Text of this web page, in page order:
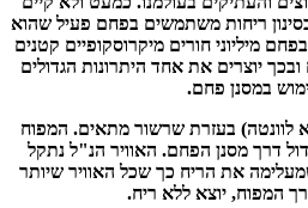
ריחות משתמשים בפחם פעיל שהוא
מיליוני חורים מיקרוסקופיים קטנים
יוצרים את אחד היתרונות הגדולים
במסנן פחם.
לוונטה) בעזרת שרשור מתאים. המפוח
דרך מסנן הפחם. האוויר הנ"ל נתקל
את הריח כך שכל האוויר שיותר
המפוח, יוצא ללא ריח.